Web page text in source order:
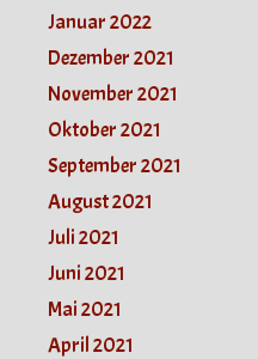
Januar 2022
Dezember 2021
November 2021
Oktober 2021
September 2021
August 2021
Juli 2021
Juni 2021
Mai 2021
April 2021